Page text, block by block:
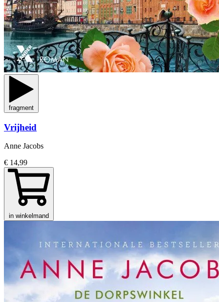
fragment
Vrijheid
Anne Jacobs
€ 14,99
in winkelmand